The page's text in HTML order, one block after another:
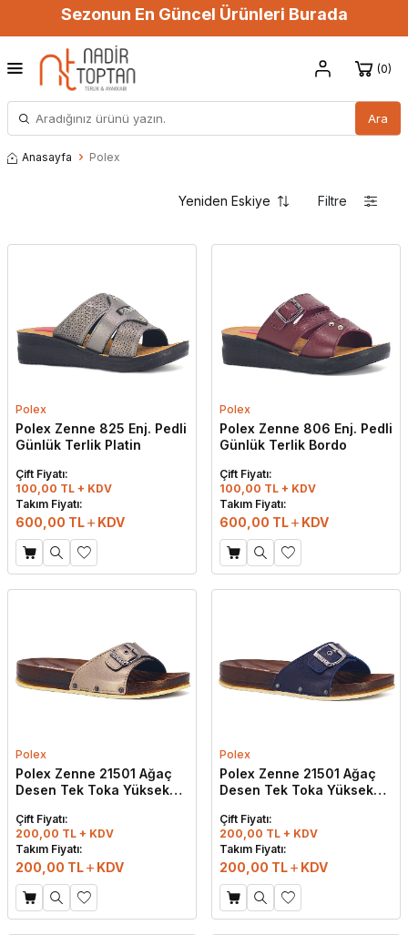
Sezonun En Güncel Ürünleri Burada
Ara
0
Anasayfa Polex
Filtre
Polex
Polex Zenne 825 Enj. Pedli
Günlük Terlik Platin
Çift Fiyatı:
100,00 TL + KDV
Takım Fiyatı:
600,00 TL KDV
Polex
Polex Zenne 806 Enj. Pedli
Günlük Terlik Bordo
Çift Fiyatı:
100,00 TL + KDV
Takım Fiyatı:
600,00 TL KDV
Polex
Polex Zenne 21501 Ağaç
Desen Tek Toka Yüksek
Çift Fiyatı:
200,00 TL + KDV
Takım Fiyatı:
200,00 TL KDV
Polex
Polex Zenne 21501 Ağaç
Desen Tek Toka Yüksek
Çift Fiyatı:
200,00 TL + KDV
Takım Fiyatı:
200,00 TL KDV